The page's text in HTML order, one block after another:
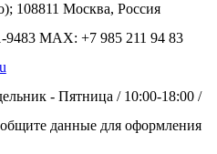
108811 Москва, Россия
9483 MAX: +7 985 211 94 83
- Пятница / 10:00-18:00 /
данные для оформления